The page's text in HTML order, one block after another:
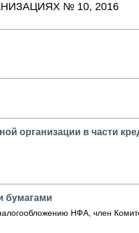
№ 10, 2016
организации в части
бумагами
НФА, член